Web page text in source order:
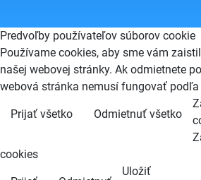
Predvoľby používateľov súborov cookie
Používame cookies, aby sme vám
našej webovej stránky. Ak odmietnete
webová stránka nemusí fungovať
Prijať všetko Odmietnuť všetko
cookies
Uložiť